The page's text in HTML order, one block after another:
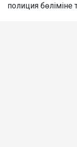
полиция бөліміне